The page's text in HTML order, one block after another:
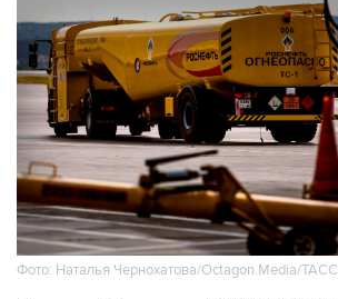
Фото: Наталья Чернохатова/Octagon.Media/ТАСС